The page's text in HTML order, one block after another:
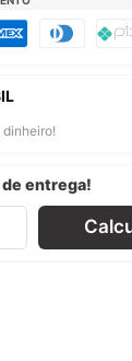
entrega!